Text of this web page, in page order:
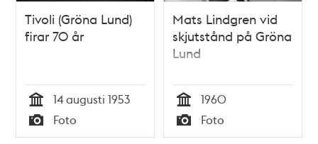
Tivoli (Gröna Lund)
firar 70 år
Tid
14 augusti 1953
Typ
Foto
Mats Lindgren vid
skjutstånd på Gröna
Lund
Tid
1960
Typ
Foto